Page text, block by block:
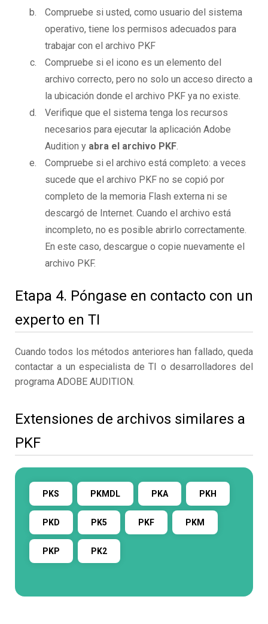
Compruebe si usted, como usuario del sistema
operativo, tiene los permisos adecuados para
trabajar con el archivo PKF
Compruebe si el icono es un elemento del
archivo correcto, pero no solo un acceso directo a
la ubicación donde el archivo PKF ya no existe.
Verifique que el sistema tenga los recursos
necesarios para ejecutar la aplicación Adobe
Audition y abra el archivo PKF.
Compruebe si el archivo está completo: a veces
sucede que el archivo PKF no se copió por
completo de la memoria Flash externa ni se
descargó de Internet. Cuando el archivo está
incompleto, no es posible abrirlo correctamente.
En este caso, descargue o copie nuevamente el
archivo PKF.
Etapa 4. Póngase en contacto con un
experto en TI
Cuando todos los métodos anteriores han fallado, queda
contactar a un especialista de TI o desarrolladores del
programa ADOBE AUDITION.
Extensiones de archivos similares a
PKF
PKS PKMDL PKA PKH
PKD PK5 PKF PKM
PKP PK2